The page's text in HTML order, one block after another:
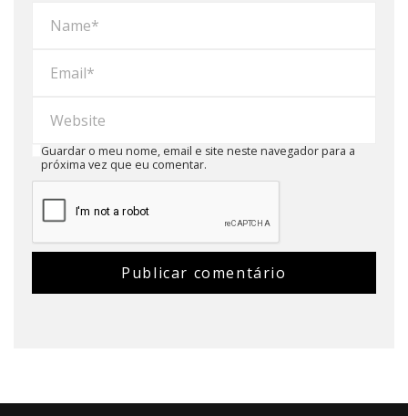
Guardar o meu nome, email e site neste navegador para a
próxima vez que eu comentar.